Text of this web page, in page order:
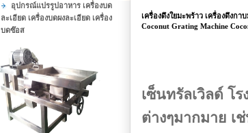
อุปกรณ์แปรรูปอาหาร เครื่องบด
ละเอียด เครื่องบดผงละเอียด เครื่อง
บดซ๊อส
เครื่องดึงใยมะพร้าว เครื่องดึงก
Coconut Grating Machine
เซ็นทรัลเวิลด์ โ
ต่างๆมากมาย เ